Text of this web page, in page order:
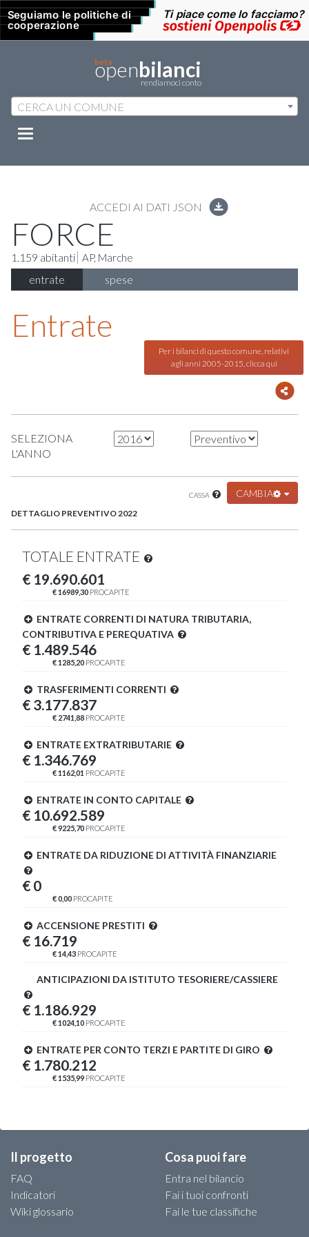
openbilanci
rendiamoci conto
beta
CERCA UN COMUNE
Mostra/nascondi
ACCEDI AI DATI JSON
FORCE
1.159 abitanti AP, Marche
entrate spese
Entrate
Per i bilanci di questo comune, relativi
agli anni 2005-2015, clicca qui
SELEZIONA
L'ANNO
CASSA CAMBIA
DETTAGLIO PREVENTIVO 2022
TOTALE ENTRATE
€ 19.690.601
€ 16989,30 PROCAPITE
ENTRATE CORRENTI DI NATURA TRIBUTARIA,
CONTRIBUTIVA E PEREQUATIVA
€ 1.489.546
€ 1285,20 PROCAPITE
TRASFERIMENTI CORRENTI
€ 3.177.837
€ 2741,88 PROCAPITE
ENTRATE EXTRATRIBUTARIE
€ 1.346.769
€ 1162,01 PROCAPITE
ENTRATE IN CONTO CAPITALE
€ 10.692.589
€ 9225,70 PROCAPITE
ENTRATE DA RIDUZIONE DI ATTIVITÀ FINANZIARIE
€ 0
€ 0,00 PROCAPITE
ACCENSIONE PRESTITI
€ 16.719
€ 14,43 PROCAPITE
ANTICIPAZIONI DA ISTITUTO TESORIERE/CASSIERE
€ 1.186.929
€ 1024,10 PROCAPITE
ENTRATE PER CONTO TERZI E PARTITE DI GIRO
€ 1.780.212
€ 1535,99 PROCAPITE
Il progetto
FAQ
Indicatori
Wiki glossario
Cosa puoi fare
Entra nel bilancio
Fai i tuoi confronti
Fai le tue classifiche